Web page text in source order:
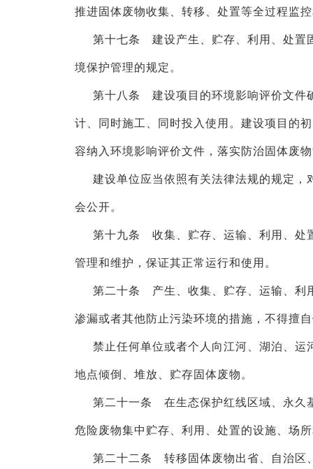
推进固体废物收集、转移、处置等全过程监
第十七条 建设产生、贮存、利用、处置
境保护管理的规定。
第十八条 建设项目的环境影响评价文件
计、同时施工、同时投入使用。建设项目的
容纳入环境影响评价文件，落实防治固体废
建设单位应当依照有关法律法规的规定
会公开。
第十九条 收集、贮存、运输、利用、处
管理和维护，保证其正常运行和使用。
第二十条 产生、收集、贮存、运输、利
渗漏或者其他防止污染环境的措施，不得擅
禁止任何单位或者个人向江河、湖泊、
地点倾倒、堆放、贮存固体废物。
第二十一条 在生态保护红线区域、永久
危险废物集中贮存、利用、处置的设施、场
第二十二条 转移固体废物出省、自治区